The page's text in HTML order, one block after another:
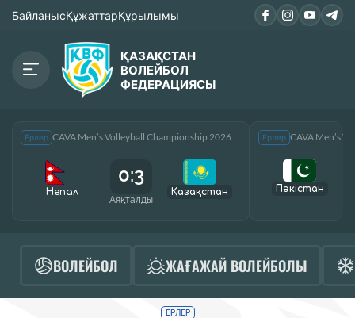
БайланысҚұжаттарҚұрылымы
ҚАЗАҚСТАН
ВОЛЕЙБОЛ
ФЕДЕРАЦИЯСЫ
Ерлер CAVA Men’s Volleyball Championship 2026
Непал
0:3
Аяқталды
Қазақcтан
Ерлер CAVA Men’s
Пәкістан
ВОЛЕЙБОЛ ЖАҒАЖАЙ ВОЛЕЙБОЛЫ
ЕРЛЕР